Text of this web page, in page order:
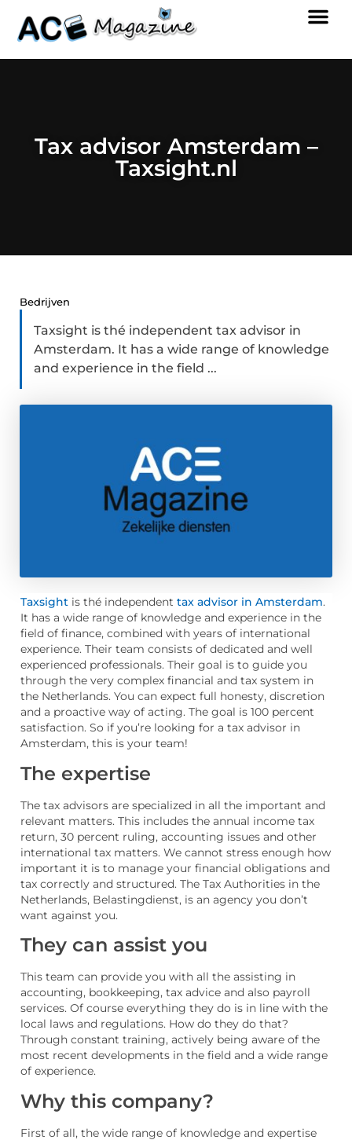
Tax advisor Amsterdam –
Taxsight.nl
Bedrijven
Taxsight is thé independent tax advisor in
Amsterdam. It has a wide range of knowledge
and experience in the field ...
Taxsight is thé independent tax advisor in Amsterdam.
It has a wide range of knowledge and experience in the
field of finance, combined with years of international
experience. Their team consists of dedicated and well
experienced professionals. Their goal is to guide you
through the very complex financial and tax system in
the Netherlands. You can expect full honesty, discretion
and a proactive way of acting. The goal is 100 percent
satisfaction. So if you’re looking for a tax advisor in
Amsterdam, this is your team!
The expertise
The tax advisors are specialized in all the important and
relevant matters. This includes the annual income tax
return, 30 percent ruling, accounting issues and other
international tax matters. We cannot stress enough how
important it is to manage your financial obligations and
tax correctly and structured. The Tax Authorities in the
Netherlands, Belastingdienst, is an agency you don’t
want against you.
They can assist you
This team can provide you with all the assisting in
accounting, bookkeeping, tax advice and also payroll
services. Of course everything they do is in line with the
local laws and regulations. How do they do that?
Through constant training, actively being aware of the
most recent developments in the field and a wide range
of experience.
Why this company?
First of all, the wide range of knowledge and expertise